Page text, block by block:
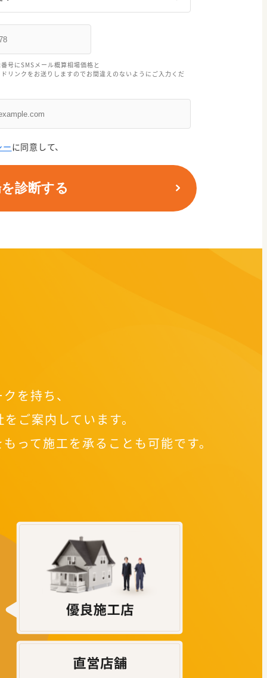
号にSMSメール概算相場価格と
リンクをお送りしますのでお間違えのないようにご入力くだ
ーに同意して、
診断する
を持ち、
ご案内しています。
って施工を承ることも可能です。